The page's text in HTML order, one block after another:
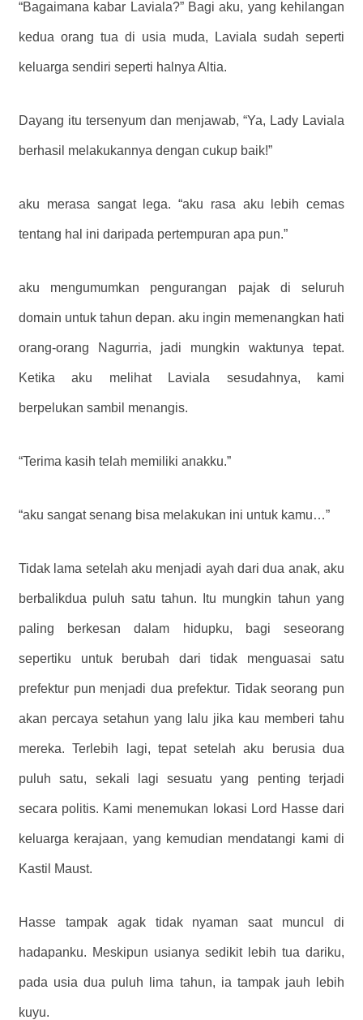
“Bagaimana kabar Laviala?” Bagi aku, yang kehilangan
kedua orang tua di usia muda, Laviala sudah seperti
keluarga sendiri seperti halnya Altia.
Dayang itu tersenyum dan menjawab, “Ya, Lady Laviala
berhasil melakukannya dengan cukup baik!”
aku merasa sangat lega. “aku rasa aku lebih cemas
tentang hal ini daripada pertempuran apa pun.”
aku mengumumkan pengurangan pajak di seluruh
domain untuk tahun depan. aku ingin memenangkan hati
orang-orang Nagurria, jadi mungkin waktunya tepat.
Ketika aku melihat Laviala sesudahnya, kami
berpelukan sambil menangis.
“Terima kasih telah memiliki anakku.”
“aku sangat senang bisa melakukan ini untuk kamu…”
Tidak lama setelah aku menjadi ayah dari dua anak, aku
berbalikdua puluh satu tahun. Itu mungkin tahun yang
paling berkesan dalam hidupku, bagi seseorang
sepertiku untuk berubah dari tidak menguasai satu
prefektur pun menjadi dua prefektur. Tidak seorang pun
akan percaya setahun yang lalu jika kau memberi tahu
mereka. Terlebih lagi, tepat setelah aku berusia dua
puluh satu, sekali lagi sesuatu yang penting terjadi
secara politis. Kami menemukan lokasi Lord Hasse dari
keluarga kerajaan, yang kemudian mendatangi kami di
Kastil Maust.
Hasse tampak agak tidak nyaman saat muncul di
hadapanku. Meskipun usianya sedikit lebih tua dariku,
pada usia dua puluh lima tahun, ia tampak jauh lebih
kuyu.